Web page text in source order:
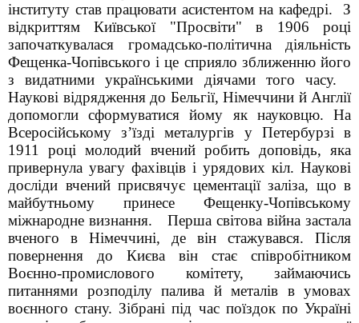
інституту став працювати асистентом на кафедрі. З
відкриттям Київської "Просвіти" в 1906 році
започаткувалася громадсько-політична діяльність
Фещенка-Чопівського і це сприяло зближенню його
з видатними українськими діячами того часу.
Наукові відрядження до Бельгії, Німеччини й Англії
допомогли сформуватися йому як науковцю. На
Всеросійському з’їзді металургів у Петербурзі в
1911 році молодий вчений робить доповідь, яка
привернула увагу фахівців і урядових кіл. Наукові
досліди вчений присвячує цементації заліза, що в
майбутньому принесе Фещенку-Чопівському
міжнародне визнання. Перша світова війна застала
вченого в Німеччині, де він стажувався. Після
повернення до Києва він стає співробітником
Воєнно-промислового комітету, займаючись
питаннями розподілу палива й металів в умовах
воєнного стану. Зібрані під час поїздок по Україні